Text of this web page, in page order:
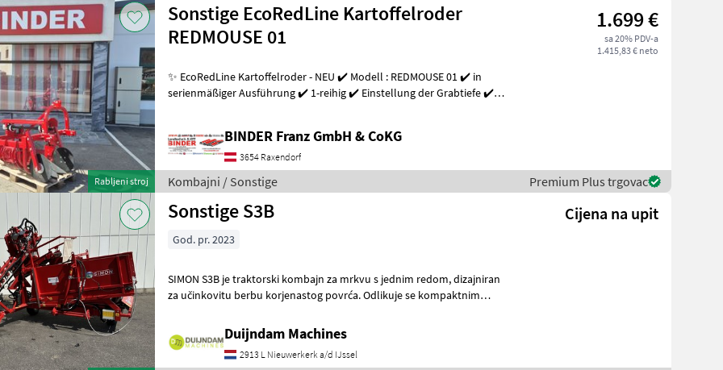
Rabljeni stroj
Sonstige EcoRedLine Kartoffelroder
REDMOUSE 01
1.699 €
sa 20% PDV-a
1.415,83 € neto
✨ EcoRedLine Kartoffelroder - NEU ✔️ Modell : REDMOUSE 01 ✔️ in
serienmäßiger Ausführung ✔️ 1-reihig ✔️ Einstellung der Grabtiefe ✔️
BINDER Franz GmbH & CoKG
3654 Raxendorf
Kombajni / Sonstige Premium Plus trgovac
Sonstige S3B Cijena na upit
God. pr. 2023
SIMON S3B je traktorski kombajn za mrkvu s jednim redom, dizajniran
za učinkovitu berbu korjenastog povrća. Odlikuje se kompaktnim
Duijndam Machines
2913 L Nieuwerkerk a/d IJssel